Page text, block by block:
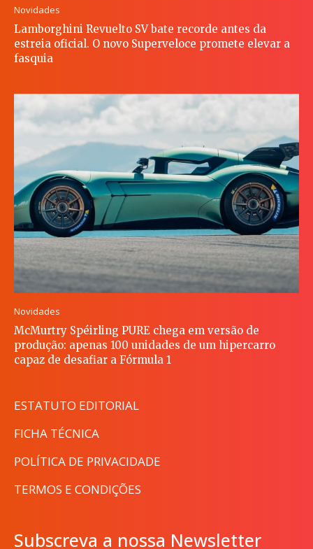
Novidades
Lamborghini Revuelto SV bate recorde antes da
estreia oficial. O novo Superveloce promete elevar a
fasquia
Novidades
McMurtry Spéirling PURE chega em versão de
produção: apenas 100 unidades de um hipercarro
capaz de desafiar a Fórmula 1
ESTATUTO EDITORIAL
FICHA TÉCNICA
POLÍTICA DE PRIVACIDADE
TERMOS E CONDIÇÕES
Subscreva a nossa Newsletter